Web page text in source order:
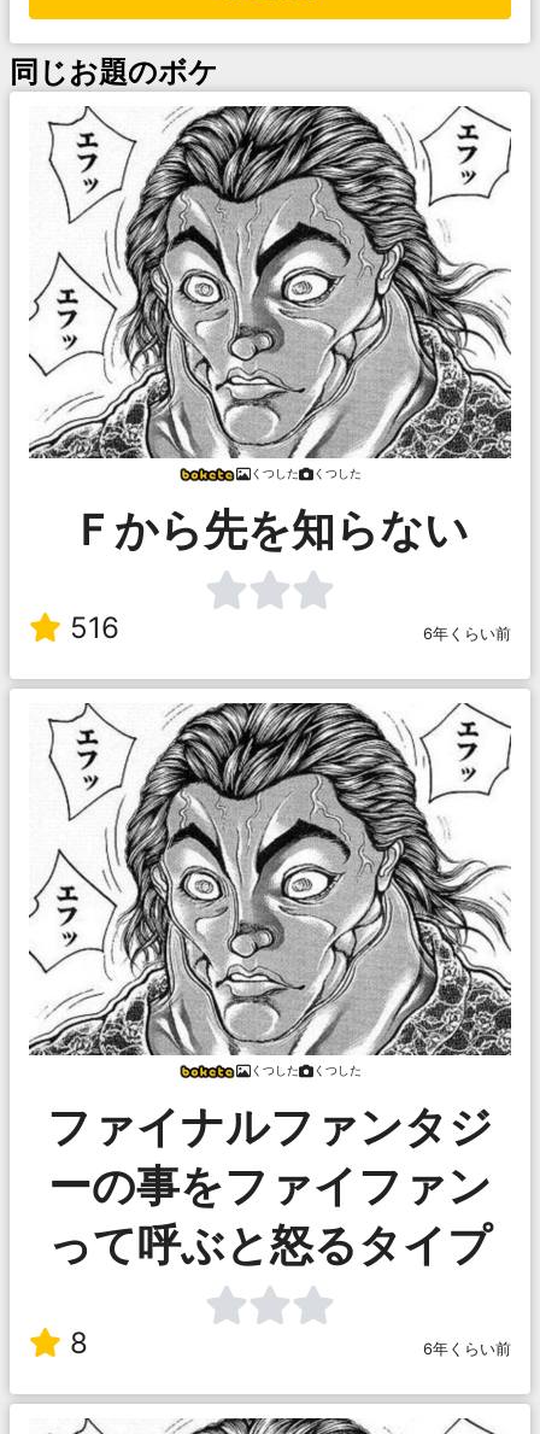
同じお題のボケ
くつした くつした
Ｆから先を知らない
516 6年くらい前
くつした くつした
ファイナルファンタジ
ーの事をファイファン
って呼ぶと怒るタイプ
8 6年くらい前